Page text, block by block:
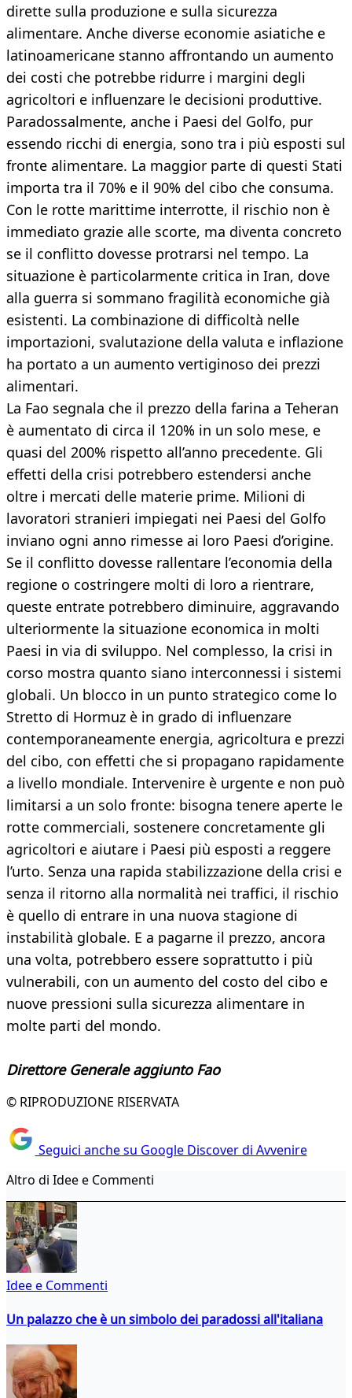
dirette sulla produzione e sulla sicurezza
alimentare. Anche diverse economie asiatiche e
latinoamericane stanno affrontando un aumento
dei costi che potrebbe ridurre i margini degli
agricoltori e influenzare le decisioni produttive.
Paradossalmente, anche i Paesi del Golfo, pur
essendo ricchi di energia, sono tra i più esposti sul
fronte alimentare. La maggior parte di questi Stati
importa tra il 70% e il 90% del cibo che consuma.
Con le rotte marittime interrotte, il rischio non è
immediato grazie alle scorte, ma diventa concreto
se il conflitto dovesse protrarsi nel tempo. La
situazione è particolarmente critica in Iran, dove
alla guerra si sommano fragilità economiche già
esistenti. La combinazione di difficoltà nelle
importazioni, svalutazione della valuta e inflazione
ha portato a un aumento vertiginoso dei prezzi
alimentari.
La Fao segnala che il prezzo della farina a Teheran
è aumentato di circa il 120% in un solo mese, e
quasi del 200% rispetto all’anno precedente. Gli
effetti della crisi potrebbero estendersi anche
oltre i mercati delle materie prime. Milioni di
lavoratori stranieri impiegati nei Paesi del Golfo
inviano ogni anno rimesse ai loro Paesi d’origine.
Se il conflitto dovesse rallentare l’economia della
regione o costringere molti di loro a rientrare,
queste entrate potrebbero diminuire, aggravando
ulteriormente la situazione economica in molti
Paesi in via di sviluppo. Nel complesso, la crisi in
corso mostra quanto siano interconnessi i sistemi
globali. Un blocco in un punto strategico come lo
Stretto di Hormuz è in grado di influenzare
contemporaneamente energia, agricoltura e prezzi
del cibo, con effetti che si propagano rapidamente
a livello mondiale. Intervenire è urgente e non può
limitarsi a un solo fronte: bisogna tenere aperte le
rotte commerciali, sostenere concretamente gli
agricoltori e aiutare i Paesi più esposti a reggere
l’urto. Senza una rapida stabilizzazione della crisi e
senza il ritorno alla normalità nei traffici, il rischio
è quello di entrare in una nuova stagione di
instabilità globale. E a pagarne il prezzo, ancora
una volta, potrebbero essere soprattutto i più
vulnerabili, con un aumento del costo del cibo e
nuove pressioni sulla sicurezza alimentare in
molte parti del mondo.
Direttore Generale aggiunto Fao
© RIPRODUZIONE RISERVATA
Seguici anche su Google Discover di Avvenire
Altro di Idee e Commenti
Idee e Commenti
Un palazzo che è un simbolo dei paradossi all'italiana